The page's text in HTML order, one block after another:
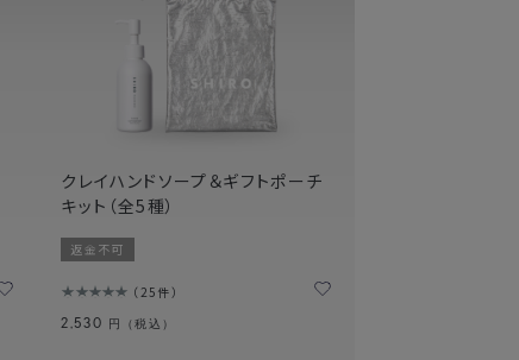
クレイハンドソープ＆ギフトポーチ
キット（全5種）
返金不可
25件
2,530 円（税込）